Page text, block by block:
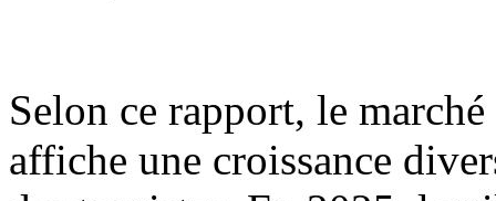
Selon ce rapport, le
affiche une croissance